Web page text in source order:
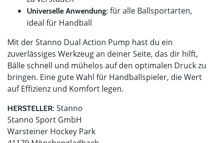
Universelle Anwendung: für alle Ballsportarten,
ideal für Handball
Mit der Stanno Dual Action Pump hast du ein
zuverlässiges Werkzeug an deiner Seite, das dir hilft,
Bälle schnell und mühelos auf den optimalen Druck zu
bringen. Eine gute Wahl für Handballspieler, die Wert
auf Effizienz und Komfort legen.
HERSTELLER: Stanno
Stanno Sport GmbH
Warsteiner Hockey Park